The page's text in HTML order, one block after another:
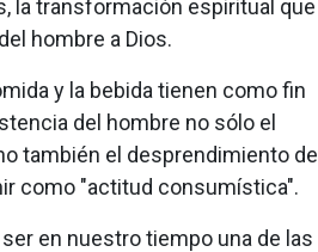
la transformación espiritual que
hombre a Dios.
y la bebida tienen como fin
del hombre no sólo el
también el desprendimiento de
como "actitud consumística".
en nuestro tiempo una de las